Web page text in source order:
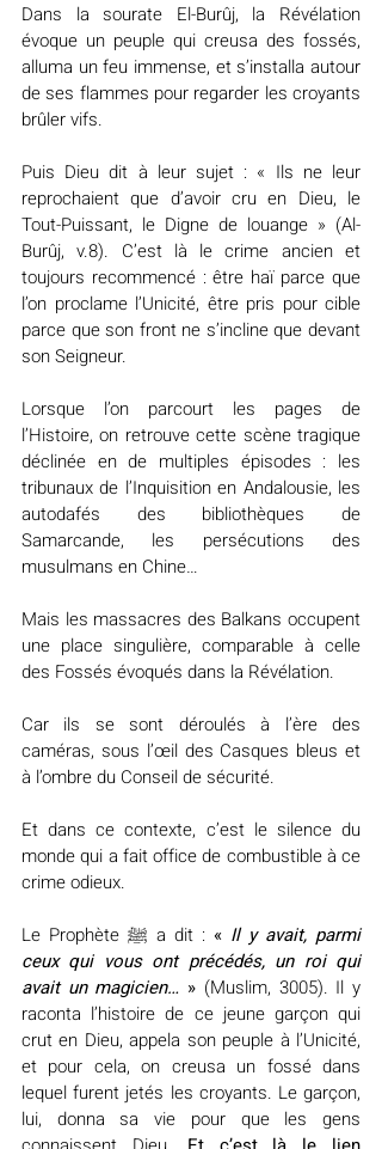
Dans la sourate El-Burûj, la Révélation
évoque un peuple qui creusa des fossés,
alluma un feu immense, et s’installa autour
de ses flammes pour regarder les croyants
brûler vifs.
Puis Dieu dit à leur sujet : « Ils ne leur
reprochaient que d’avoir cru en Dieu, le
Tout-Puissant, le Digne de louange » (Al-
Burûj, v.8). C’est là le crime ancien et
toujours recommencé : être haï parce que
l’on proclame l’Unicité, être pris pour cible
parce que son front ne s’incline que devant
son Seigneur.
Lorsque l’on parcourt les pages de
l’Histoire, on retrouve cette scène tragique
déclinée en de multiples épisodes : les
tribunaux de l’Inquisition en Andalousie, les
autodafés des bibliothèques de
Samarcande, les persécutions des
musulmans en Chine…
Mais les massacres des Balkans occupent
une place singulière, comparable à celle
des Fossés évoqués dans la Révélation.
Car ils se sont déroulés à l’ère des
caméras, sous l’œil des Casques bleus et
à l’ombre du Conseil de sécurité.
Et dans ce contexte, c’est le silence du
monde qui a fait office de combustible à ce
crime odieux.
Le Prophète ﷺ a dit : « Il y avait, parmi
ceux qui vous ont précédés, un roi qui
avait un magicien… » (Muslim, 3005). Il y
raconta l’histoire de ce jeune garçon qui
crut en Dieu, appela son peuple à l’Unicité,
et pour cela, on creusa un fossé dans
lequel furent jetés les croyants. Le garçon,
lui, donna sa vie pour que les gens